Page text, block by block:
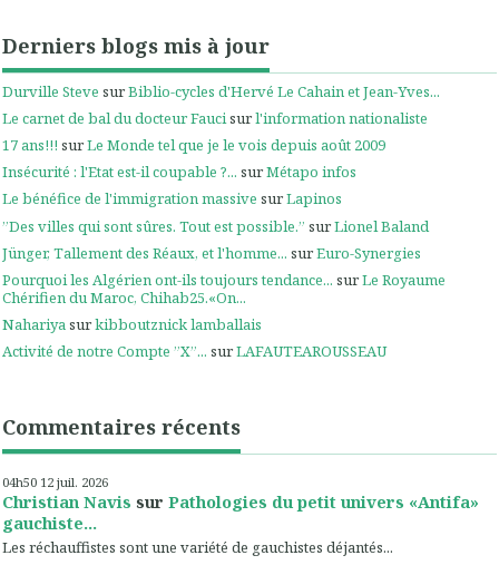
Derniers blogs mis à jour
Durville Steve surBiblio-cycles d'Hervé Le Cahain et Jean-Yves...
Le carnet de bal du docteur Faucisurl'information nationaliste
17 ans!!! surLe Monde tel que je le vois depuis août 2009
Insécurité : l'Etat est-il coupable ?... surMétapo infos
Le bénéfice de l'immigration massive surLapinos
”Des villes qui sont sûres. Tout est possible.” surLionel Baland
Jünger, Tallement des Réaux, et l'homme... surEuro-Synergies
Pourquoi les Algérien ont-ils toujours tendance... surLe Royaume
Chérifien du Maroc, Chihab25.«On...
Nahariyasurkibboutznick lamballais
Activité de notre Compte ”X”... surLAFAUTEAROUSSEAU
Commentaires récents
04h50 12 juil. 2026
Christian Navis sur Pathologies du petit univers «Antifa»
gauchiste...
Les réchauffistes sont une variété de gauchistes déjantés...